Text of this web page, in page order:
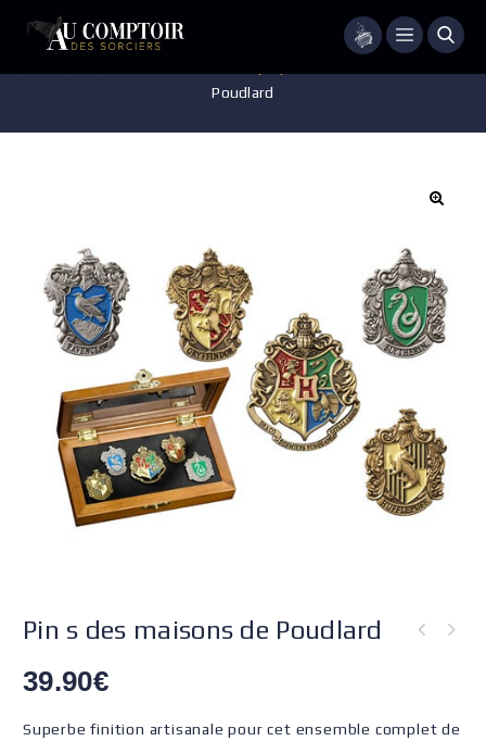
Menu
Poudlard
Pin s des maisons de Poudlard
39.90€
Superbe finition artisanale pour cet ensemble complet de